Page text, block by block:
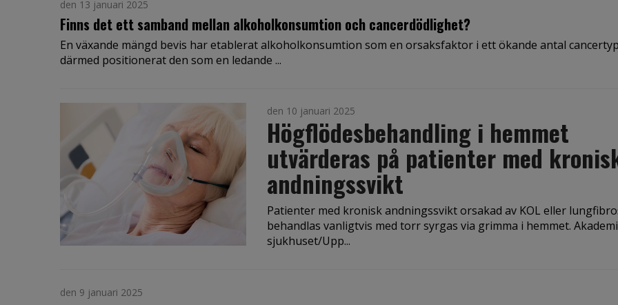
den 13 januari 2025
Finns det ett samband mellan alkoholkonsumtion och cancerdödlighet?
En växande mängd bevis har etablerat alkoholkonsumtion som en orsaksfaktor i ett ökande antal
därmed positionerat den som en ledande ...
den 10 januari 2025
Högflödesbehandling i hemmet
utvärderas på patienter med
andningssvikt
Patienter med kronisk andningssvikt orsakad av KOL eller
behandlas vanligtvis med torr syrgas via grimma i hemmet.
sjukhuset/Upp...
den 9 januari 2025